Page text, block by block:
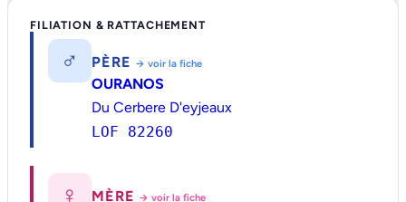
FILIATION & RATTACHEMENT
♂ PÈRE → voir la fiche
OURANOS
Du Cerbere D'eyjeaux
LOF 82260
♀ MÈRE → voir la fiche